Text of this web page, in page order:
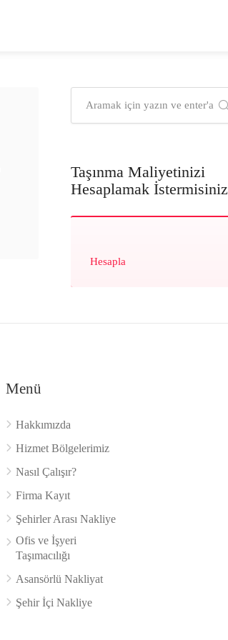
Taşınma Maliyetinizi
Hesaplamak İstermisiniz
Hesapla
Menü
Hakkımızda
Hizmet Bölgelerimiz
Nasıl Çalışır?
Firma Kayıt
Şehirler Arası Nakliye
Ofis ve İşyeri
Taşımacılığı
Asansörlü Nakliyat
Şehir İçi Nakliye